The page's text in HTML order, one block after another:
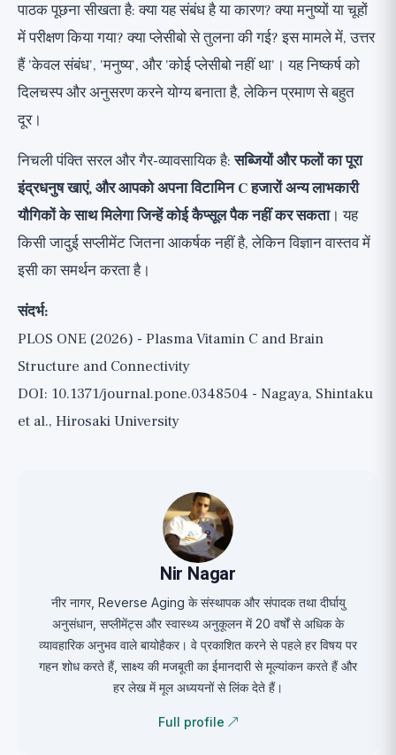
पाठक पूछना सीखता है: क्या यह संबंध है या कारण? क्या मनुष्यों या चूहों
में परीक्षण किया गया? क्या प्लेसीबो से तुलना की गई? इस मामले में, उत्तर
हैं 'केवल संबंध', 'मनुष्य', और 'कोई प्लेसीबो नहीं था'। यह निष्कर्ष को
दिलचस्प और अनुसरण करने योग्य बनाता है, लेकिन प्रमाण से बहुत
दूर।
निचली पंक्ति सरल और गैर-व्यावसायिक है:सब्जियों और फलों का पूरा
इंद्रधनुष खाएं, और आपको अपना विटामिन C हजारों अन्य लाभकारी
यौगिकों के साथ मिलेगा जिन्हें कोई कैप्सूल पैक नहीं कर सकता। यह
किसी जादुई सप्लीमेंट जितना आकर्षक नहीं है, लेकिन विज्ञान वास्तव में
इसी का समर्थन करता है।
संदर्भ:
PLOS ONE (2026) - Plasma Vitamin C and Brain
Structure and Connectivity
DOI: 10.1371/journal.pone.0348504 - Nagaya, Shintaku
et al., Hirosaki University
Nir Nagar
नीर नागर, Reverse Aging के संस्थापक और संपादक तथा दीर्घायु
अनुसंधान, सप्लीमेंट्स और स्वास्थ्य अनुकूलन में 20 वर्षों से अधिक के
व्यावहारिक अनुभव वाले बायोहैकर। वे प्रकाशित करने से पहले हर विषय पर
गहन शोध करते हैं, साक्ष्य की मजबूती का ईमानदारी से मूल्यांकन करते हैं और
हर लेख में मूल अध्ययनों से लिंक देते हैं।
Full profile ↗